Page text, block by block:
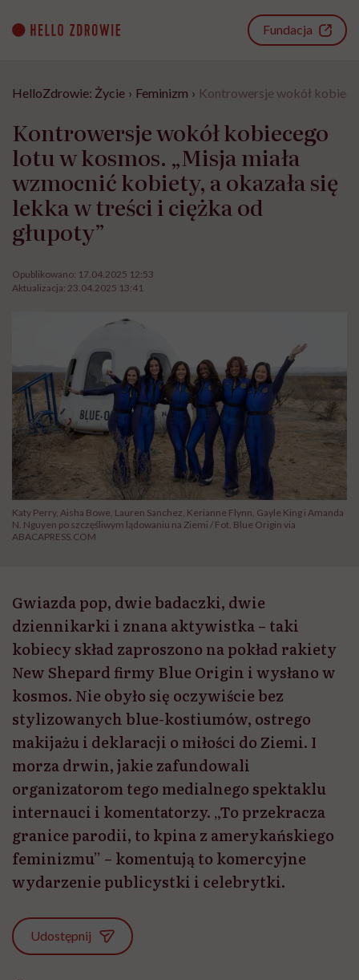
content
Fundacja
HelloZdrowie: Życie › Feminizm › Kontrowersje wokół
Kontrowersje wokół kobiecego
lotu w kosmos. „Misja miała
wzmocnić kobiety, a okazała się
lekka w treści i ciężka od
głupoty”
Opublikowano: 17.04.2025 12:53
Aktualizacja: 23.04.2025 13:41
Katy Perry, Aisha Bowe, Lauren Sanchez, Kerianne Flynn, Gayle King i Amanda
N. Nguyen po szczęśliwym lądowaniu na Ziemi / Fot. Blue Origin via
ABACAPRESS.COM
Gwiazda pop, dwie badaczki, dwie
dziennikarki i znana aktywistka – taki
kobiecy skład zaproszono na pokład rakiety
New Shepard firmy Blue Origin i wysłano w
kosmos. Nie obyło się oczywiście bez
stylizowanych blue-kostiumów, ostrego
makijażu i deklaracji o miłości do Ziemi. I
morza drwin, jakie zafundowali
organizatorom tego medialnego spektaklu
internauci i komentatorzy. „To przekracza
granice parodii, to kpina z amerykańskiego
feminizmu” – komentują to komercyjne
wydarzenie publicystki i celebrytki.
Udostępnij